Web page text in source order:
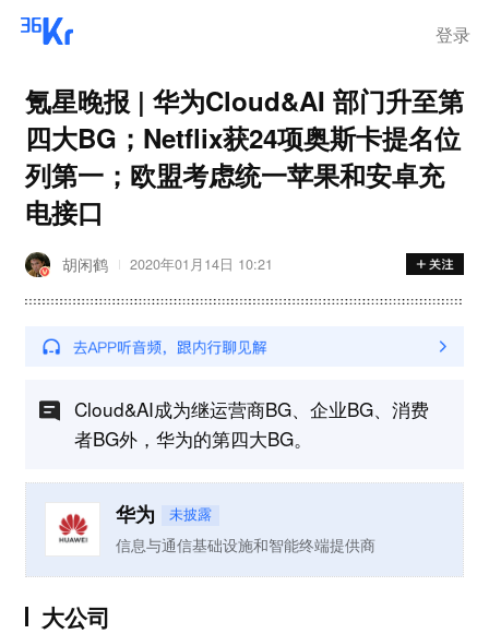
登录
氪星晚报 | 华为Cloud&AI 部门升至第
四大BG；Netflix获24项奥斯卡提名位
列第一；欧盟考虑统一苹果和安卓充
电接口​
胡闲鹤 2020年01月14日 10:21
Cloud&AI成为继运营商BG、企业BG、消费
者BG外，华为的第四大BG。
华为 未披露
信息与通信基础设施和智能终端提供商
大公司